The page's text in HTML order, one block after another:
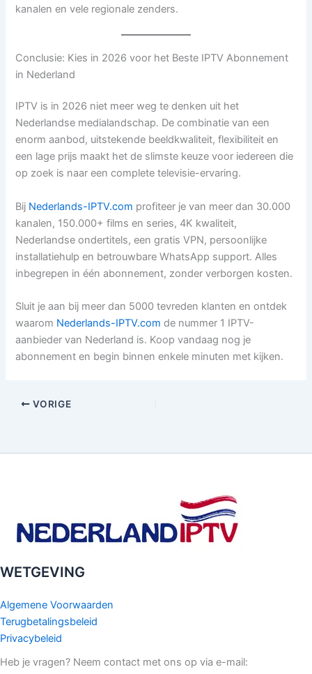
kanalen en vele regionale zenders.
Conclusie: Kies in 2026 voor het Beste IPTV Abonnement
in Nederland
IPTV is in 2026 niet meer weg te denken uit het
Nederlandse medialandschap. De combinatie van een
enorm aanbod, uitstekende beeldkwaliteit, flexibiliteit en
een lage prijs maakt het de slimste keuze voor iedereen die
op zoek is naar een complete televisie-ervaring.
Bij Nederlands-IPTV.com profiteer je van meer dan 30.000
kanalen, 150.000+ films en series, 4K kwaliteit,
Nederlandse ondertitels, een gratis VPN, persoonlijke
installatiehulp en betrouwbare WhatsApp support. Alles
inbegrepen in één abonnement, zonder verborgen kosten.
Sluit je aan bij meer dan 5000 tevreden klanten en ontdek
waarom Nederlands-IPTV.com de nummer 1 IPTV-
aanbieder van Nederland is. Koop vandaag nog je
abonnement en begin binnen enkele minuten met kijken.
VORIGE
WETGEVING
Algemene Voorwaarden
Terugbetalingsbeleid
Privacybeleid
Heb je vragen? Neem contact met ons op via e-mail: